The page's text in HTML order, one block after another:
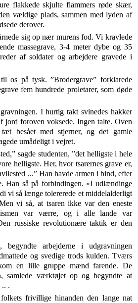
flakkede skjulte flammers røde skær,
vældige plads, sammen med lyden af
derover.
sig op nær murens fod. Vi kravlede
massegrave, 3-4 meter dybe og 35
af solda­ter og arbejdere gravede i
os på tysk. ”Brodergrave” forklarede
fem hundrede proletarer, som døde
I hurtig takt svinedes hakker
jord foroven voksede. Ingen talte. Oven
besået med stjerner, og det gamle
umådeligt i vejret.
sagde studenten, ”det hel­ligste i hele
helligste. Her, hvor tsarernes grave er,
...” Han havde armen i bind, efter
Han så på forbindingen. »I udlændinge
vi så længe tolererede et middelal­derligt
vi så, at tsaren ikke var den eneste
var værre, og i alle lande var
russiske revolutionære taktik er den
arbejderne i udgravnin­gen
og svedige trods kulden. Tværs
en lille gruppe mænd farende. De
samlede værktøjet op og begyndte at
.. .
frivillige hinanden den lange nat